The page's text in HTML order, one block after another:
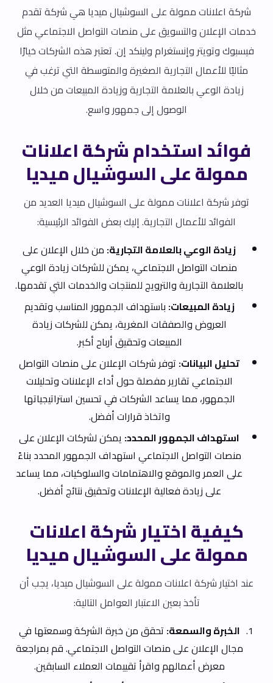
شركة اعلانات ممولة على السوشيال ميديا هي شركة تقدم
خدمات الإعلان والتسويق على منصات التواصل الاجتماعي مثل
فيسبوك وتويتر وإنستغرام ولينكد إن. تعتبر هذه الشركات خيارًا
مثاليًا للأعمال التجارية الصغيرة والمتوسطة التي ترغب في
زيادة الوعي بالعلامة التجارية وزيادة المبيعات من خلال
الوصول إلى جمهور واسع.
فوائد استخدام شركة اعلانات
ممولة على السوشيال ميديا
توفر شركة اعلانات ممولة على السوشيال ميديا العديد من
الفوائد للأعمال التجارية. إليك بعض الفوائد الرئيسية:
زيادة الوعي بالعلامة التجارية: من خلال الإعلان على
منصات التواصل الاجتماعي، يمكن للشركات زيادة الوعي
بالعلامة التجارية والترويج للمنتجات والخدمات التي تقدمها.
زيادة المبيعات: باستهداف الجمهور المناسب وتقديم
العروض والصفقات المغرية، يمكن للشركات زيادة
المبيعات وتحقيق أرباح أكبر.
تحليل البيانات: توفر شركات الإعلان على منصات التواصل
الاجتماعي تقارير مفصلة حول أداء الإعلانات وتحليلات
الجمهور، مما يساعد الشركات في تحسين استراتيجياتها
واتخاذ قرارات أفضل.
استهداف الجمهور المحدد: يمكن لشركات الإعلان على
منصات التواصل الاجتماعي استهداف الجمهور المحدد بناءً
على العمر والموقع والاهتمامات والسلوكيات، مما يساعد
على زيادة فعالية الإعلانات وتحقيق نتائج أفضل.
كيفية اختيار شركة اعلانات
ممولة على السوشيال ميديا
عند اختيار شركة اعلانات ممولة على السوشيال ميديا، يجب أن
تأخذ بعين الاعتبار العوامل التالية:
الخبرة والسمعة: تحقق من خبرة الشركة وسمعتها في
مجال الإعلان على منصات التواصل الاجتماعي. قم بمراجعة
معرض أعمالهم واقرأ تقييمات العملاء السابقين.